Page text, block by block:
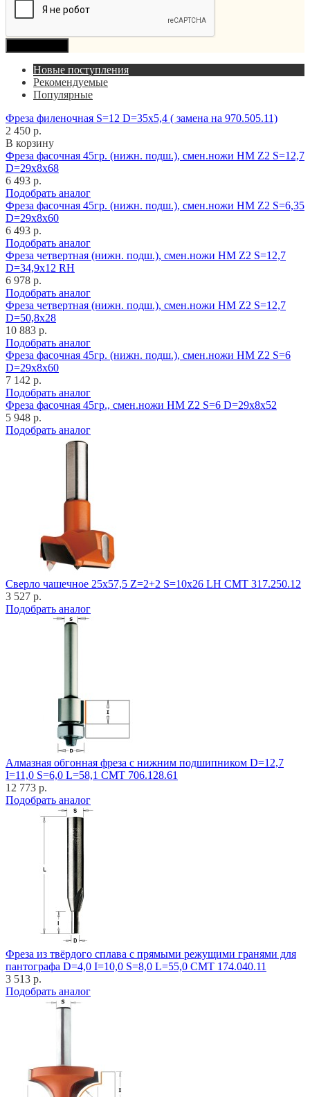
Новые поступления
Рекомендуемые
Популярные
Фреза филеночная S=12 D=35x5,4 ( замена на 970.505.11)
2 450 р.
В корзину
Фреза фасочная 45гр. (нижн. подш.), смен.ножи HM Z2 S=12,7
D=29x8x68
6 493 р.
Подобрать аналог
Фреза фасочная 45гр. (нижн. подш.), смен.ножи HM Z2 S=6,35
D=29x8x60
6 493 р.
Подобрать аналог
Фреза четвертная (нижн. подш.), смен.ножи HM Z2 S=12,7
D=34,9x12 RH
6 978 р.
Подобрать аналог
Фреза четвертная (нижн. подш.), смен.ножи HM Z2 S=12,7
D=50,8x28
10 883 р.
Подобрать аналог
Фреза фасочная 45гр. (нижн. подш.), смен.ножи HM Z2 S=6
D=29x8x60
7 142 р.
Подобрать аналог
Фреза фасочная 45гр., смен.ножи HM Z2 S=6 D=29x8x52
5 948 р.
Подобрать аналог
Cверло чашечное 25x57,5 Z=2+2 S=10x26 LH CMT 317.250.12
3 527 р.
Подобрать аналог
Алмазная обгонная фреза с нижним подшипником D=12,7
I=11,0 S=6,0 L=58,1 CMT 706.128.61
12 773 р.
Подобрать аналог
Фреза из твёрдого сплава с прямыми режущими гранями для
пантографа D=4,0 I=10,0 S=8,0 L=55,0 CMT 174.040.11
3 513 р.
Подобрать аналог